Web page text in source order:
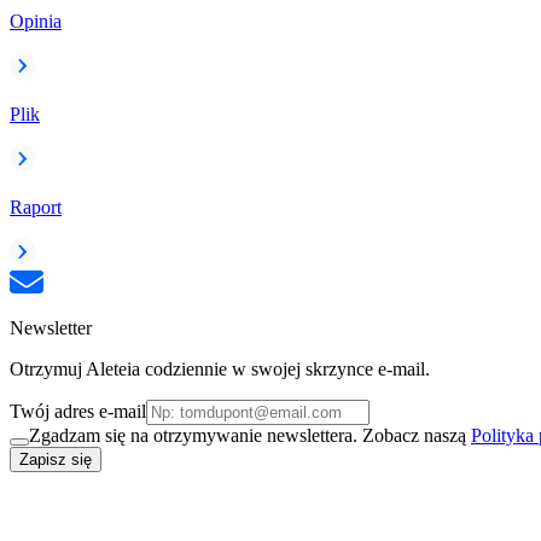
Opinia
Plik
Raport
Newsletter
Otrzymuj Aleteia codziennie w swojej skrzynce e-mail.
Twój adres e-mail
Zgadzam się na otrzymywanie newslettera. Zobacz naszą Polityka
Zapisz się